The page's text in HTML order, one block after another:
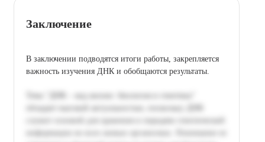
Заключение
В заключении подводятся итоги работы, закрепляется
важность изучения ДНК и обобщаются результаты.